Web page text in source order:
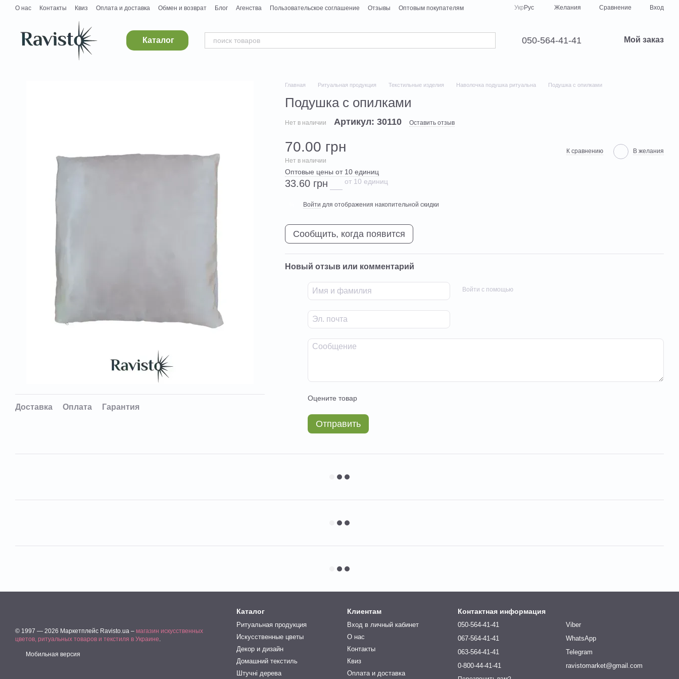
Перейти к основному контенту
О нас Контакты Квиз Оплата и доставка Обмен и возврат Блог Агенства Пользовательское соглашение Отзывы
Оптовым покупателям
Укр Рус Желания Сравнение Вход
Каталог 050-564-41-41 Мой заказ
Доставка Оплата Гарантия
Главная Ритуальная продукция Текстильные изделия Наволочка подушка ритуальна Подушка с опилками
Подушка с опилками
Нет в наличии Артикул: 30110 Оставить отзыв
70.00 грн
Нет в наличии
К сравнению В желания
Оптовые цены от 10 единиц
33.60 грн от 10 единиц
Войти для отображения накопительной скидки
Сообщить, когда появится
Новый отзыв или комментарий
Войти с помощью
Оцените товар
Отправить
© 1997 — 2026 Маркетплейс Ravisto.ua – магазин искусственных
цветов, ритуальных товаров и текстиля в Украине.
Мобильная версия
Каталог
Ритуальная продукция
Искусственные цветы
Декор и дизайн
Домашний текстиль
Штучні дерева
Клиентам
Вход в личный кабинет
О нас
Контакты
Квиз
Оплата и доставка
Контактная информация
050-564-41-41
067-564-41-41
063-564-41-41
0-800-44-41-41
Viber
WhatsApp
Telegram
ravistomarket@gmail.com